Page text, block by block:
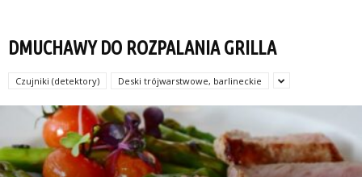
DMUCHAWY DO ROZPALANIA GRILLA
Czujniki (detektory) Deski trójwarstwowe, barlineckie